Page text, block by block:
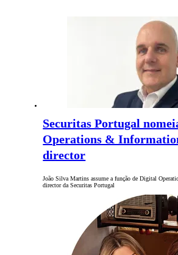
Securitas Portugal
Operations &
director
João Silva Martins assume a função de Digital
director da Securitas Portugal